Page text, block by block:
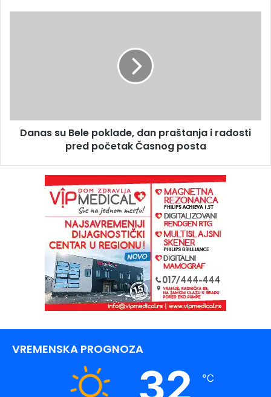
Danas su Bele poklade, dan praštanja i radosti
pred početak Časnog posta
VREMENSKA PROGNOZA
32 ℃